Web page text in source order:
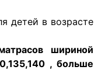
детей в возрасте
шириной
, больше